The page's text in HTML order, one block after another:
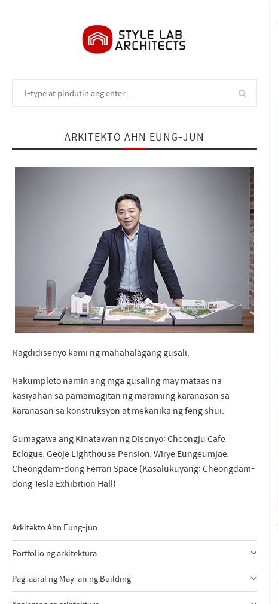
ARKITEKTO AHN EUNG-JUN
Nagdidisenyo kami ng mahahalagang gusali.
Nakumpleto namin ang mga gusaling may mataas na
kasiyahan sa pamamagitan ng maraming karanasan sa
karanasan sa konstruksyon at mekanika ng feng shui.
Gumagawa ang Kinatawan ng Disenyo: Cheongju Cafe
Eclogue, Geoje Lighthouse Pension, Wirye Eungeumjae,
Cheongdam-dong Ferrari Space (Kasalukuyang: Cheongdam-
dong Tesla Exhibition Hall)
Arkitekto Ahn Eung-jun
Portfolio ng arkitektura
Pag-aaral ng May-ari ng Building